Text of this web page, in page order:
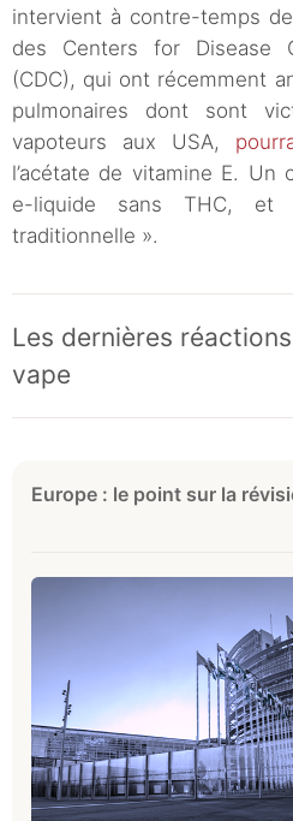
intervient à contre-temps
des Centers for Disease
(CDC), qui ont récemment
pulmonaires dont sont
vapoteurs aux USA,
l’acétate de vitamine E.
e-liquide sans THC,
traditionnelle ».
Les dernières
vape
Europe : le point sur la